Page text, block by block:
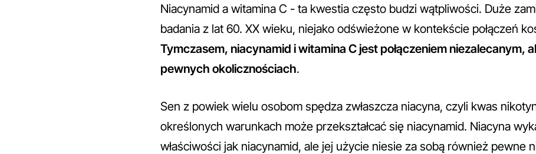
Niacynamid a witamina C - ta kwestia często budzi wątpliwości. Duże
badania z lat 60. XX wieku, niejako odświeżone w kontekście połączeń
Tymczasem, niacynamid i witamina C jest połączeniem niezalecanym,
pewnych okolicznościach.
Sen z powiek wielu osobom spędza zwłaszcza niacyna, czyli kwas
określonych warunkach może przekształcać się niacynamid. Niacyna
właściwości jak niacynamid, ale jej użycie niesie za sobą również pewne